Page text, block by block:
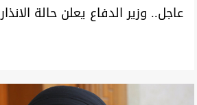
عاجل.. وزير الدفاع يعلن حالة الانذار